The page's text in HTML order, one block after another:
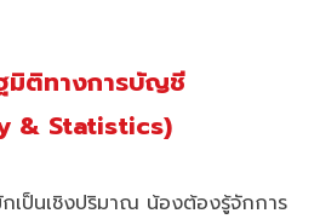
มิติทางการบัญชี
& Statistics)
ป็นเชิงปริมาณ น้องต้องรู้จักการ